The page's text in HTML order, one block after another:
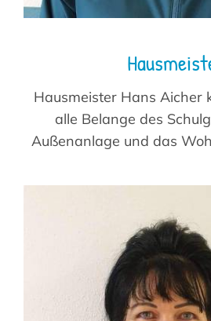
Hausmeister Hans Aicher
alle Belange des
Außenanlage und das